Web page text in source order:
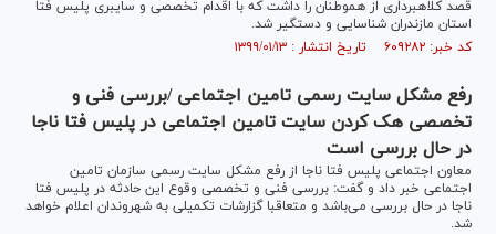
قصد کلاهبرداری از هموطنان را داشت که با اقدام تخصصی و سایبری پلیس فتا
استان مازندران شناسایی و دستگیر شد.
کد خبر: ۶۰۹۲۸۲ تاریخ انتشار : ۱۳۹۹/۰۱/۱۳
رفع مشکل سایت رسمی تامین اجتماعی /بررسی فنی و
تخصصی هک کردن سایت تامین اجتماعی در پلیس فتا ناجا
در حال بررسی است
معاون اجتماعی پلیس فتا ناجا از رفع مشکل سایت رسمی سازمان تامین
اجتماعی خبر داد و گفت: بررسی فنی و تخصصی وقوع این حادثه در پلیس فتا
ناجا در حال بررسی می‌باشد و متعاقبا گزارشات تکمیلی به شهروندان اعلام خواهد
شد.